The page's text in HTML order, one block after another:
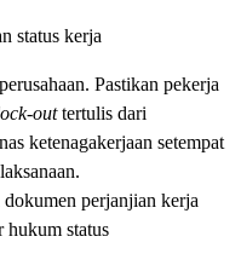
status kerja
Pastikan pekerja
outtertulis dari
ketenagakerjaan setempat
perjanjian kerja
status